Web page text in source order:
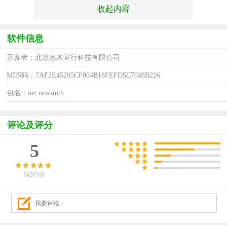
收起内容
软件信息
开发者：北京水木宜行科技有限公司
MD5码：7AF2E45295CF004B18FEFD5C7048B226
包名：net.newsmth
评论及评分
5
满分5分